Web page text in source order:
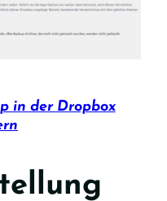
in der Dropbox